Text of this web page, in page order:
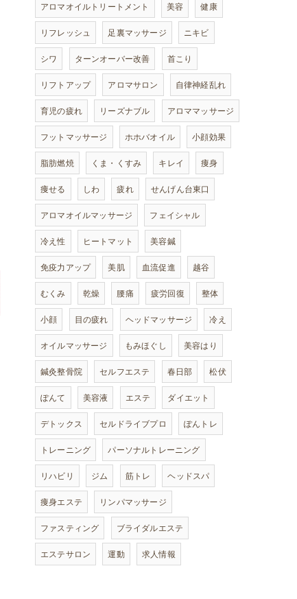
アロマオイルトリートメント 美容 健康
リフレッシュ 足裏マッサージ ニキビ
シワ ターンオーバー改善 首こり
リフトアップ アロマサロン 自律神経乱れ
育児の疲れ リーズナブル アロママッサージ
フットマッサージ ホホバオイル 小顔効果
脂肪燃焼 くま・くすみ キレイ 痩身
痩せる しわ 疲れ せんげん台東口
アロマオイルマッサージ フェイシャル
冷え性 ヒートマット 美容鍼
免疫力アップ 美肌 血流促進 越谷
むくみ 乾燥 腰痛 疲労回復 整体
小顔 目の疲れ ヘッドマッサージ 冷え
オイルマッサージ もみほぐし 美容はり
鍼灸整骨院 セルフエステ 春日部 松伏
ぽんて 美容液 エステ ダイエット
デトックス セルドライブプロ ぽんトレ
トレーニング パーソナルトレーニング
リハビリ ジム 筋トレ ヘッドスパ
痩身エステ リンパマッサージ
ファスティング ブライダルエステ
エステサロン 運動 求人情報